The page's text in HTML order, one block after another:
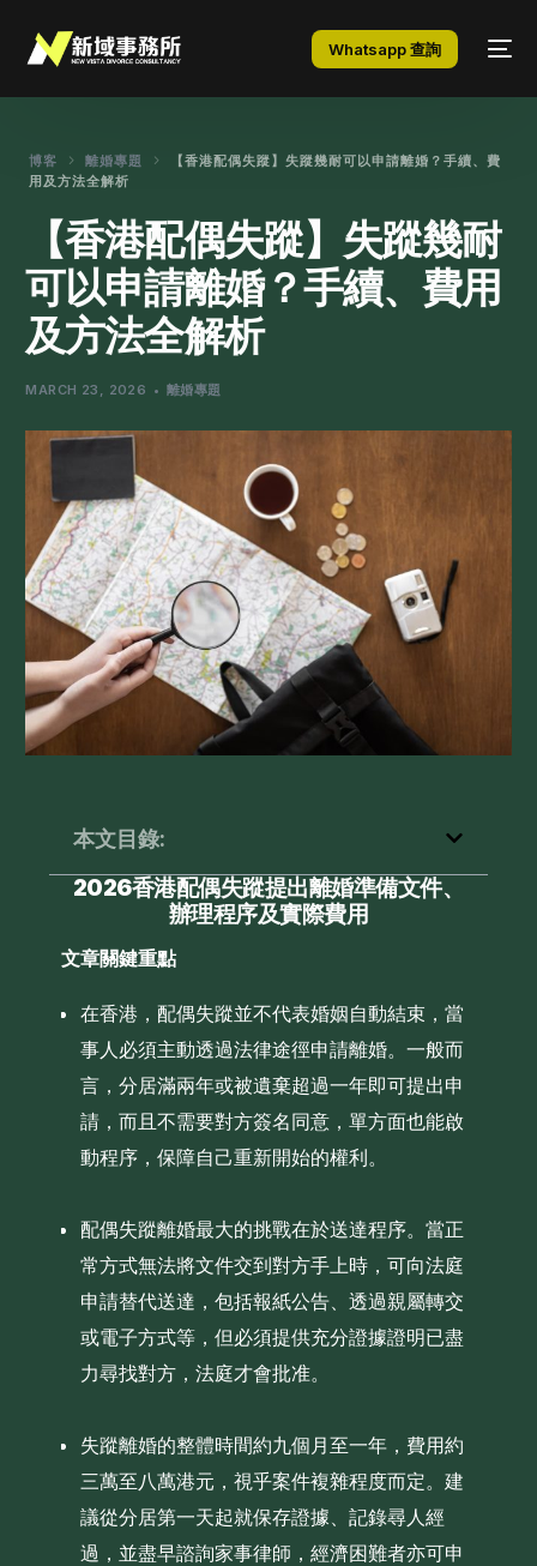
Whatsapp 查詢
博客 離婚專題
【香港配偶失蹤】失蹤幾耐可以申請離婚？手續、費
用及方法全解析
【香港配偶失蹤】失蹤幾耐
可以申請離婚？手續、費用
及方法全解析
MARCH 23, 2026 離婚專題
本文目錄:
2026香港配偶失蹤提出離婚準備文件、
辦理程序及實際費用
文章關鍵重點
在香港，配偶失蹤並不代表婚姻自動結束，當
事人必須主動透過法律途徑申請離婚。一般而
言，分居滿兩年或被遺棄超過一年即可提出申
請，而且不需要對方簽名同意，單方面也能啟
動程序，保障自己重新開始的權利。
配偶失蹤離婚最大的挑戰在於送達程序。當正
常方式無法將文件交到對方手上時，可向法庭
申請替代送達，包括報紙公告、透過親屬轉交
或電子方式等，但必須提供充分證據證明已盡
力尋找對方，法庭才會批准。
失蹤離婚的整體時間約九個月至一年，費用約
三萬至八萬港元，視乎案件複雜程度而定。建
議從分居第一天起就保存證據、記錄尋人經
過，並盡早諮詢家事律師，經濟困難者亦可申